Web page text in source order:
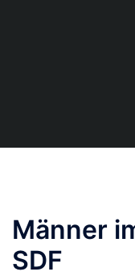
Männer
SDF